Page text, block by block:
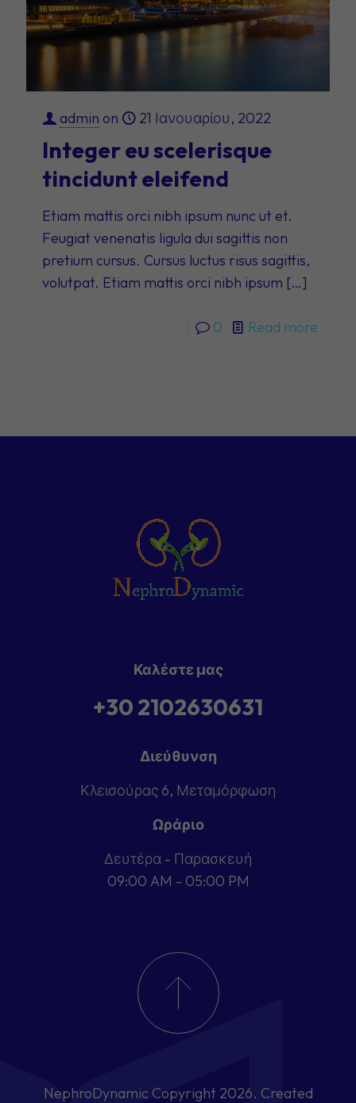
admin on 21 Ιανουαρίου, 2022
Integer eu scelerisque
tincidunt eleifend
Etiam mattis orci nibh ipsum nunc ut et.
Feugiat venenatis ligula dui sagittis non
pretium cursus. Cursus luctus risus sagittis,
volutpat. Etiam mattis orci nibh ipsum […]
0 Read more
Καλέστε μας
+30 2102630631
Διεύθυνση
Κλεισούρας 6, Μεταμόρφωση
Ωράριο
Δευτέρα - Παρασκευή
09:00 AM - 05:00 PM
NephroDynamic Copyright 2026. Created